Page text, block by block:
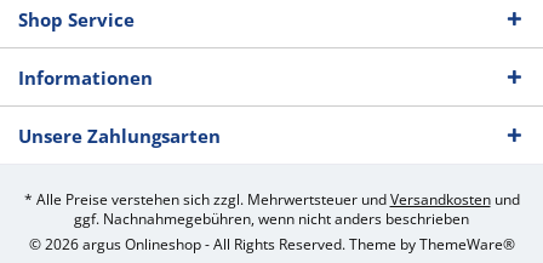
Shop Service
Informationen
Unsere Zahlungsarten
* Alle Preise verstehen sich zzgl. Mehrwertsteuer undVersandkostenund
ggf. Nachnahmegebühren, wenn nicht anders beschrieben
© 2026 argus Onlineshop - All Rights Reserved. Theme byThemeWare®